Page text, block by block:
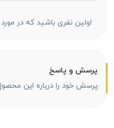
اولین نفری باشید که در
پرسش و پاسخ
پرسش خود را درباره این